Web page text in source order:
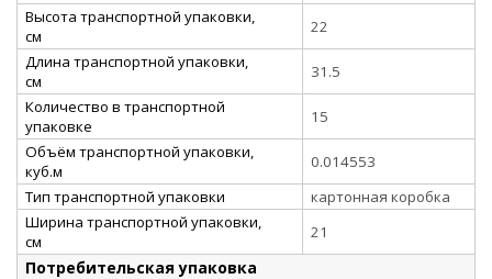
Высота транспортной упаковки,
см
22
Длина транспортной упаковки,
см
31.5
Количество в транспортной
упаковке
15
Объём транспортной упаковки,
куб.м
0.014553
Тип транспортной упаковки
картонная коробка
Ширина транспортной упаковки,
см
21
Потребительская упаковка